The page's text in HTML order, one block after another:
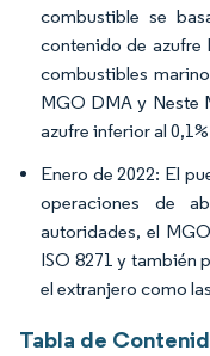
combustible se
contenido de azufre
combustibles
MGO DMA y Neste
azufre inferior al
Enero de 2022: El
operaciones de
autoridades, el
ISO 8271 y también
el extranjero como
Tabla de